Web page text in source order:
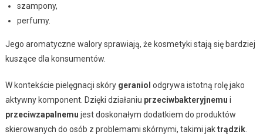
szampony,
perfumy.
Jego aromatyczne walory sprawiają, że kosmetyki stają się bardziej
kuszące dla konsumentów.
W kontekście pielęgnacji skóry geraniol odgrywa istotną rolę jako
aktywny komponent. Dzięki działaniu przeciwbakteryjnemu i
przeciwzapalnemu jest doskonałym dodatkiem do produktów
skierowanych do osób z problemami skórnymi, takimi jaktrądzik.